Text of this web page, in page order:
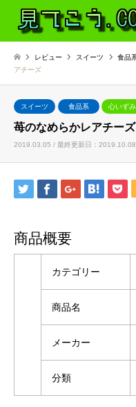
レビュー スイーツ 食品
アチーズ
スイーツ 食品系 心いずみ
苺のなめらかレアチーズ
2019.03.05 / 最終更新日：2019.10.08
商品概要
カテゴリー
商品名
メーカー
分類